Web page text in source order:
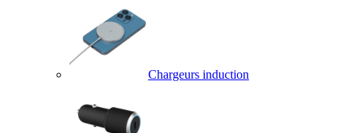
Chargeurs induction